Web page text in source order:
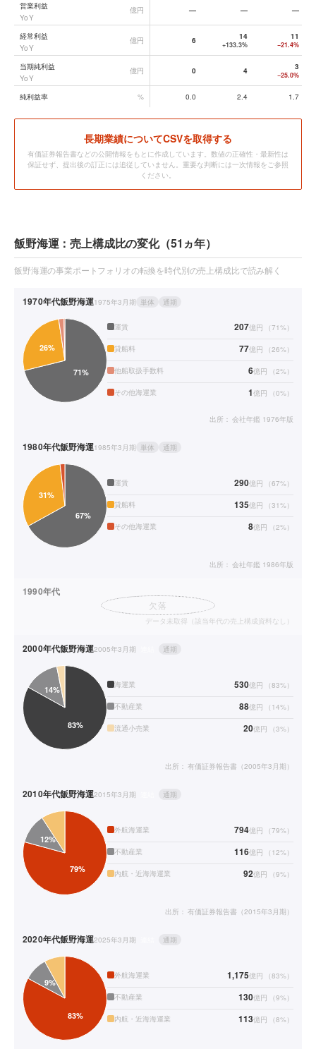
営業利益
YoY
億円 — — —
経常利益
YoY
億円 6 14
+133.3%
11
−21.4%
当期純利益
YoY
億円 0 4 3
−25.0%
純利益率 % 0.0 2.4 1.7
長期業績についてCSVを取得する
有価証券報告書などの公開情報をもとに作成しています。数値の正確性・最新性は
保証せず、提出後の訂正には追従していません。重要な判断には一次情報をご参照
ください。
飯野海運：売上構成比の変化（51ヵ年）
飯野海運の事業ポートフォリオの転換を時代別の売上構成比で読み解く
1970年代飯野海運1975年3月期 単体 通期
運賃 207億円 （71%）
貸船料 77億円 （26%）
他船取扱手数料 6億円 （2%）
その他海運業 1億円 （0%）
出所： 会社年鑑 1976年版
1980年代飯野海運1985年3月期 単体 通期
運賃 290億円 （67%）
貸船料 135億円 （31%）
その他海運業 8億円 （2%）
出所： 会社年鑑 1986年版
1990年代
欠落
データ未取得（該当年代の売上構成資料なし）
2000年代飯野海運2005年3月期 通期
海運業 530億円 （83%）
不動産業 88億円 （ 14%）
流通小売業 20億円 （3%）
出所： 有価証券報告書（2005年3月期）
2010年代飯野海運2015年3月期 通期
外航海運業 794億円 （79%）
不動産業 116億円 （ 12%）
内航・近海海運業 92億円 （9%）
出所： 有価証券報告書（2015年3月期）
2020年代飯野海運2025年3月期 通期
外航海運業 1,175億円 （83%）
不動産業 130億円 （9%）
内航・近海海運業 113億円 （8%）